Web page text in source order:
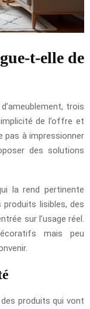
t-elle de
trois
de l’offre et
pas à impressionner
des solutions
la rend pertinente
lisibles, des
sur l’usage réel.
mais peu
produits qui vont